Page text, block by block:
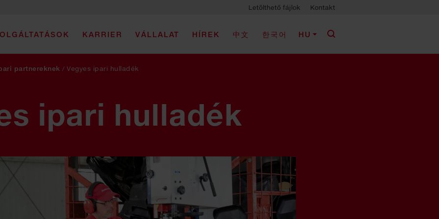
Letölthető fájlok Kontakt
KARRIER VÁLLALAT HÍREK 中文 한국어 HU
partnereknek / Vegyes ipari hulladék
ipari hulladék